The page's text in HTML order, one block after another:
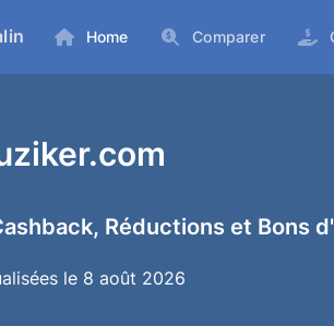
Home Comparer
Réductions et Bons
le 8 août 2026